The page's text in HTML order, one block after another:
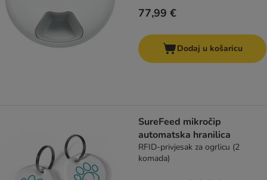
77,99 €
Dodaj u košaricu
SureFeed mikročip
automatska hranilica
RFID-privjesak za ogrlicu (2
komada)